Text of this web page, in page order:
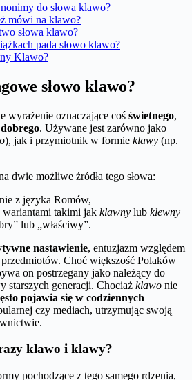
do słowa klawo?
mówi na klawo?
słowa klawo?
pada słowo klawo?
Klawo?
słowo klawo?
wyrażenie oznaczające coś świetnego,
. Używane jest zarówno jako
), jak i przymiotnik w formie klawy (np.
dwie możliwe źródła tego słowa:
z języka Romów,
takimi jak klawny lub klewny
lub „właściwy”.
nastawienie, entuzjazm względem
Choć większość Polaków
on postrzegany jako należący do
starszych generacji. Chociaż klawo nie
pojawia się w codziennych
czy mediach, utrzymując swoją
klawo i klawy?
pochodzące z tego samego rdzenia,